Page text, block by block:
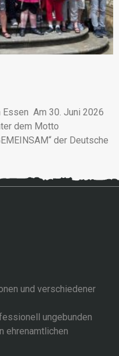
Essen Am 30. Juni 2026
dem Motto
der Deutsche
und verschiedener
ungebunden
ehrenamtlichen